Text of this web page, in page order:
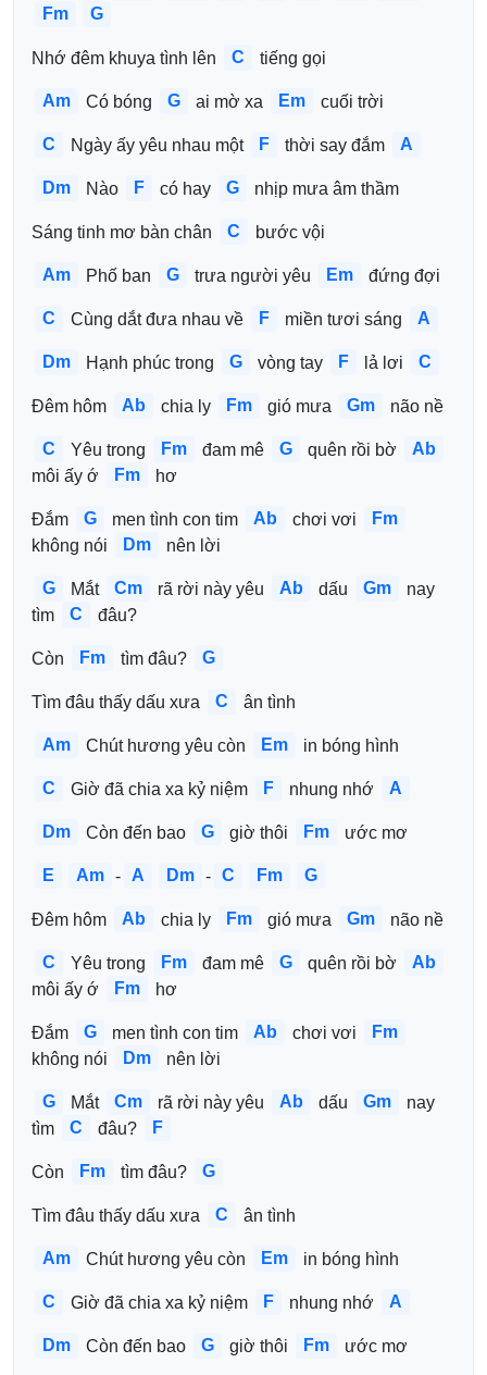
Fm
G
Nhớ đêm khuya tình lên C tiếng gọi
Am Có bóng G ai mờ xa Em cuối trời
C Ngày ấy yêu nhau một F thời say đắm A
Dm Nào F có hay G nhịp mưa âm thầm
Sáng tinh mơ bàn chân C bước vội
Am Phố ban G trưa người yêu Em đứng đợi
C Cùng dắt đưa nhau về F miền tươi sáng A
Dm Hạnh phúc trong G vòng tay F lả lơi C
Đêm hôm Ab chia ly Fm gió mưa Gm não nề
C Yêu trong Fm đam mê G quên rồi bờ
Ab
môi ấy ớ
Fm hơ
Đắm G men tình con tim Ab chơi vơi
Fm
không nói
Dm nên lời
G Mắt Cm rã rời này yêu Ab dấu Gm
nay
tìm
C đâu?
Còn Fm tìm đâu? G
Tìm đâu thấy dấu xưa C ân tình
Am Chút hương yêu còn Em in bóng hình
C Giờ đã chia xa kỷ niệm F nhung nhớ A
Dm Còn đến bao G giờ thôi Fm ước mơ
E Am - A Dm - C Fm G
Đêm hôm Ab chia ly Fm gió mưa Gm não nề
C Yêu trong Fm đam mê G quên rồi bờ
Ab
môi ấy ớ
Fm hơ
Đắm G men tình con tim Ab chơi vơi
Fm
không nói
Dm nên lời
G Mắt Cm rã rời này yêu Ab dấu Gm
nay
tìm
C đâu? F
Còn Fm tìm đâu? G
Tìm đâu thấy dấu xưa C ân tình
Am Chút hương yêu còn Em in bóng hình
C Giờ đã chia xa kỷ niệm F nhung nhớ A
Dm Còn đến bao G giờ thôi Fm ước mơ